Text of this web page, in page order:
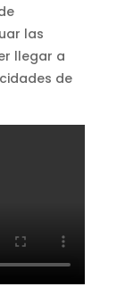
las
llegar a
de